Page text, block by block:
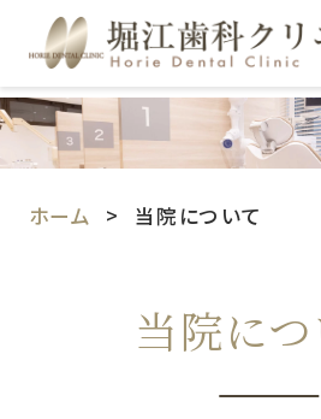
ホーム 当院について
当院に